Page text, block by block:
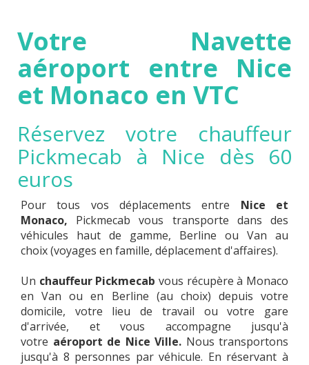
Votre Navette
aéroport entre Nice
et Monaco en VTC
Réservez votre chauffeur
Pickmecab à Nice dès 60
euros
Pour tous vos déplacements entre Nice et
Monaco, Pickmecab vous transporte dans des
véhicules haut de gamme, Berline ou Van au
choix (voyages en famille, déplacement d'affaires).
Un chauffeur Pickmecab vous récupère à Monaco
en Van ou en Berline (au choix) depuis votre
domicile, votre lieu de travail ou votre gare
d'arrivée, et vous accompagne jusqu'à
votre aéroport de Nice Ville. Nous transportons
jusqu'à 8 personnes par véhicule. En réservant à